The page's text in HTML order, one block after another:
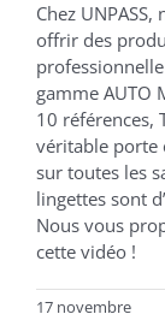
Chez
offrir des
gamme AUTO
10 références,
véritable porte
sur toutes les
lingettes sont
Nous vous
cette vidéo !
17 novembre